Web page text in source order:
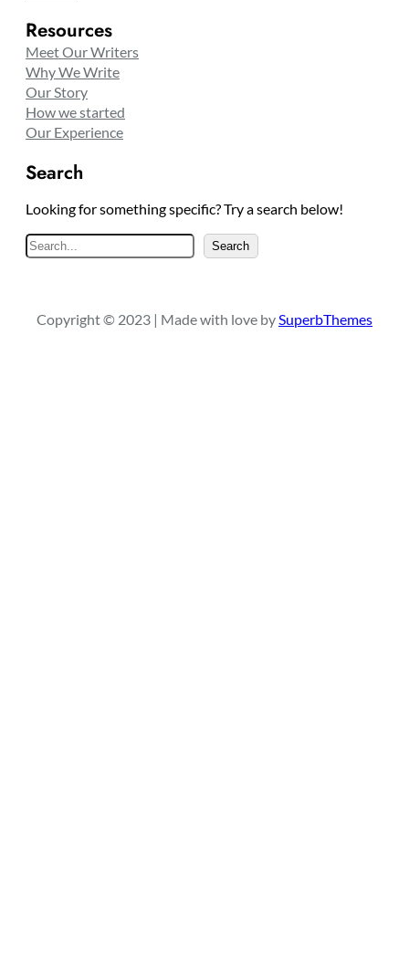
Resources
Meet Our Writers
Why We Write
Our Story
How we started
Our Experience
Search
Looking for something specific? Try a search below!
S
e
c
Search
Copyright © 2023 | Made with love bySuperbThemes